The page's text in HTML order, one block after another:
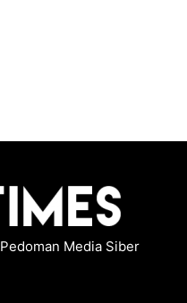
Pedoman Media Siber